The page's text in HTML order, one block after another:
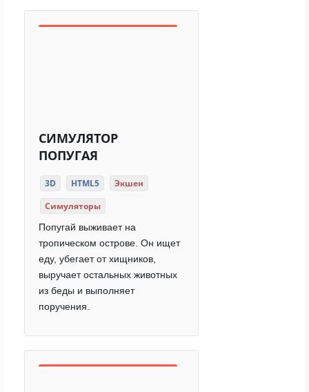
СИМУЛЯТОР
ПОПУГАЯ
3D HTML5
Экшен
Симуляторы
Попугай выживает на
тропическом острове. Он ищет
еду, убегает от хищников,
выручает остальных животных
из беды и выполняет
поручения.